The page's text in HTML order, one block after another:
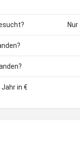
in €